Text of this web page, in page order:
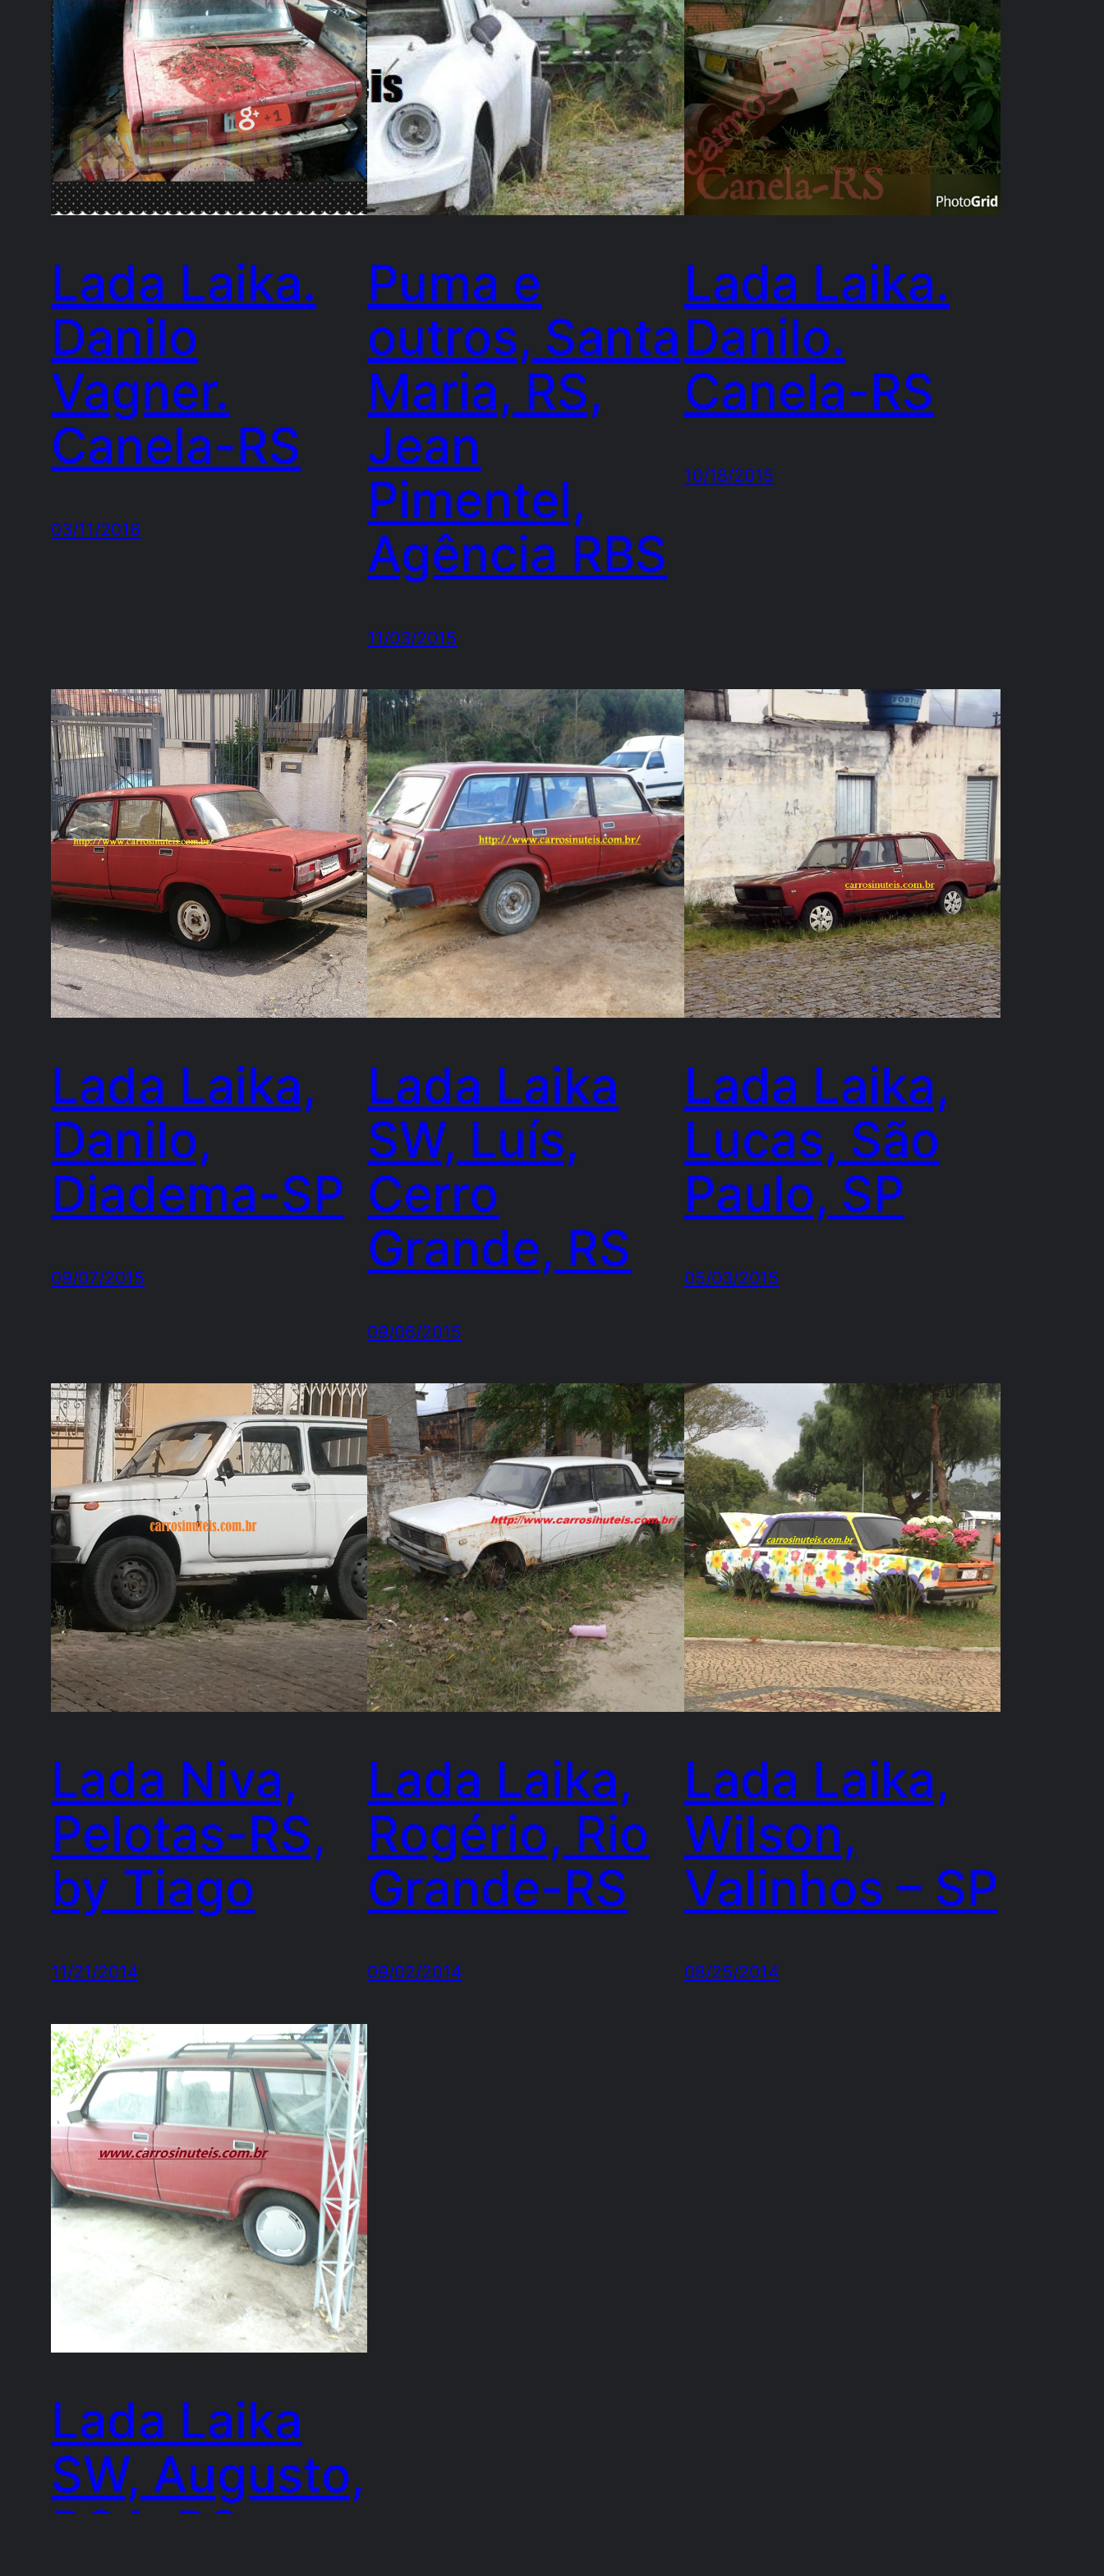
Lada Laika.
Danilo
Vagner.
Canela-RS
03/11/2016
Puma e
outros, Santa
Maria, RS,
Jean
Pimentel,
Agência RBS
11/03/2015
Lada Laika.
Danilo.
Canela-RS
10/18/2015
Lada Laika,
Danilo,
Diadema-SP
09/07/2015
Lada Laika
SW, Luís,
Cerro
Grande, RS
09/06/2015
Lada Laika,
Lucas, São
Paulo, SP
05/03/2015
Lada Niva,
Pelotas-RS,
by Tiago
11/21/2014
Lada Laika,
Rogério, Rio
Grande-RS
09/02/2014
Lada Laika,
Wilson,
Valinhos – SP
08/25/2014
Lada Laika
SW, Augusto,
POA-RS